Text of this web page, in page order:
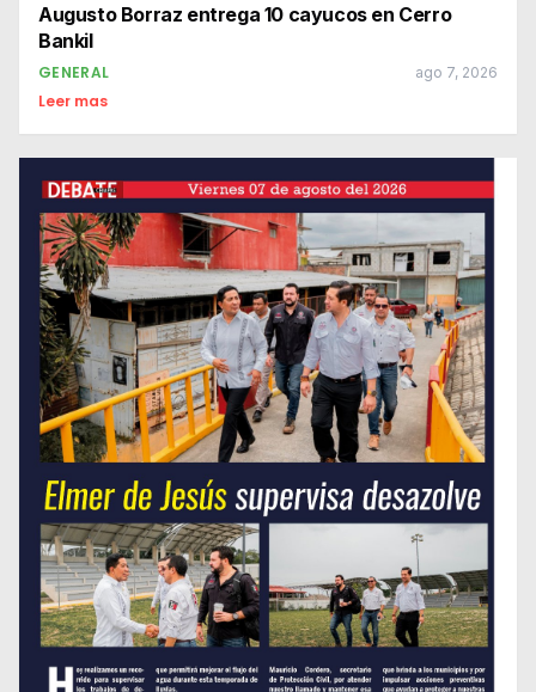
Augusto Borraz entrega 10 cayucos en Cerro
Bankil
GENERAL ago 7, 2026
Leer mas